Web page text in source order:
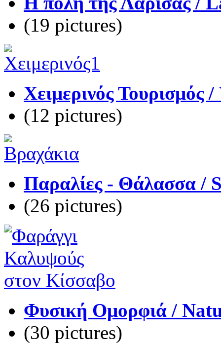
(19 pictures)
Χειμερινός
(12 pictures)
Παραλίες - Θάλασσα /
(26 pictures)
Φυσική Ομορφιά /
(30 pictures)